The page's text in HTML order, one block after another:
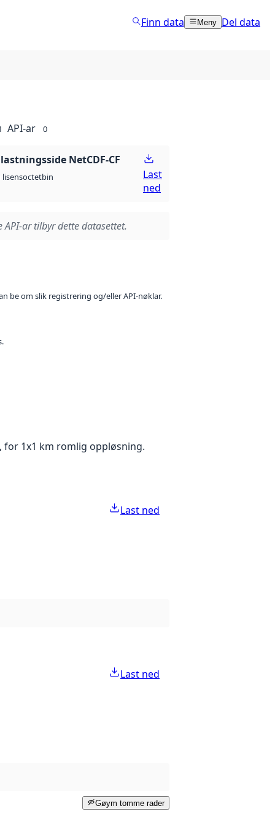
Finn data Meny Del data
API-ar 0
NetCDF-CF
lisensoctetbin
Last
ned
API-ar tilbyr dette datasettet.
be om slik registrering og/eller API-nøklar.
for 1x1 km romlig oppløsning.
Last ned
Last ned
Gøym tomme rader